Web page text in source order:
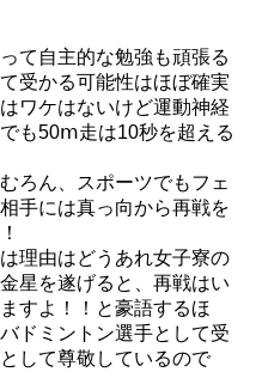
て自主的な勉強も頑張る
受かる可能性はほぼ確実
ワケはないけど運動神経
も50ⅿ走は10秒を超える
ろん、スポーツでもフェ
手には真っ向から再戦を
理由はどうあれ女子寮の
星を遂げると、再戦はい
すよ！！と豪語するほ
ドミントン選手として受
して尊敬しているので